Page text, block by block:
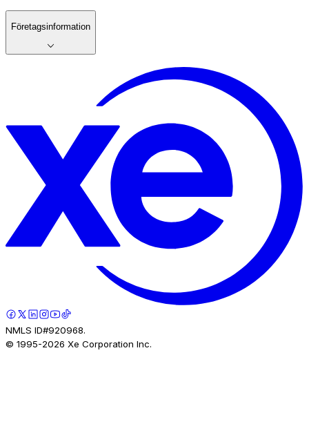
Företagsinformation
NMLS ID#920968.
© 1995-2026 Xe Corporation Inc.